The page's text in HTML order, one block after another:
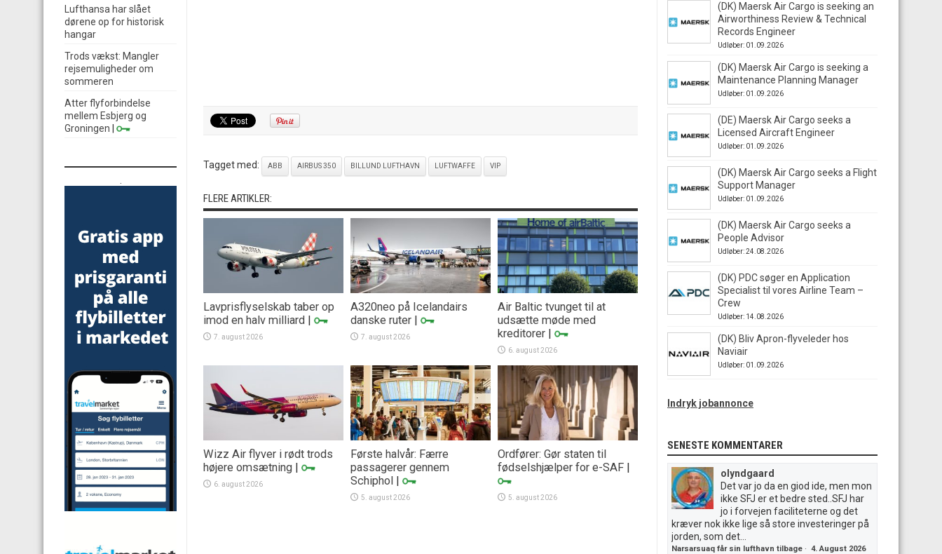
Tagget med: ABB AIRBUS 350 BILLUND LUFTHAVN LUFTWAFFE VIP
FLERE ARTIKLER:
Lavprisflyselskab taber op
imod en halv milliard |
7. august 2026
A320neo på Icelandairs
danske ruter |
7. august 2026
Air Baltic tvunget til at
udsætte møde med
kreditorer |
6. august 2026
Wizz Air flyver i rødt trods
højere omsætning |
6. august 2026
Første halvår: Færre
passagerer gennem
Schiphol |
5. august 2026
Ordfører: Gør staten til
fødselshjælper for e-SAF |
5. august 2026
Lufthansa har slået
dørene op for historisk
hangar
Trods vækst: Mangler
rejsemuligheder om
sommeren
Atter flyforbindelse
mellem Esbjerg og
Groningen
(DK) Maersk Air Cargo is seeking an
Airworthiness Review & Technical
Records Engineer
Udløber: 01.09.2026
(DK) Maersk Air Cargo is seeking a
Maintenance Planning Manager
Udløber: 01.09.2026
(DE) Maersk Air Cargo seeks a
Licensed Aircraft Engineer
Udløber: 01.09.2026
(DK) Maersk Air Cargo seeks a Flight
Support Manager
Udløber: 01.09.2026
(DK) Maersk Air Cargo seeks a
People Advisor
Udløber: 24.08.2026
(DK) PDC søger en Application
Specialist til vores Airline Team –
Crew
Udløber: 14.08.2026
(DK) Bliv Apron-flyveleder hos
Naviair
Udløber: 01.09.2026
Indryk jobannonce
SENESTE KOMMENTARER
olyndgaard
Det var jo da en giod ide, men mon
ikke SFJ er et bedre sted..SFJ har
jo i forvejen faciliteterne og det
kræver nok ikke lige så store investeringer på
jorden, som det...
Narsarsuaq får sin lufthavn tilbage · 4. August 2026